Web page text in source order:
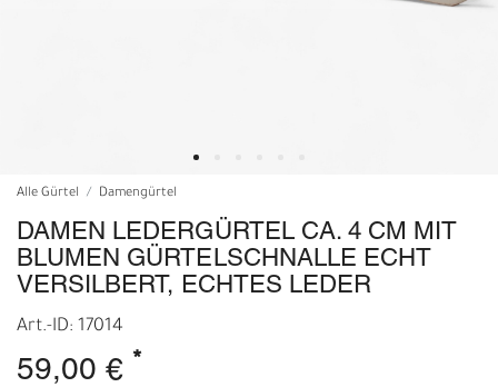
Alle Gürtel Damengürtel
DAMEN LEDERGÜRTEL CA. 4 CM MIT
BLUMEN GÜRTELSCHNALLE ECHT
VERSILBERT, ECHTES LEDER
Art.-ID: 17014
59,00 € *